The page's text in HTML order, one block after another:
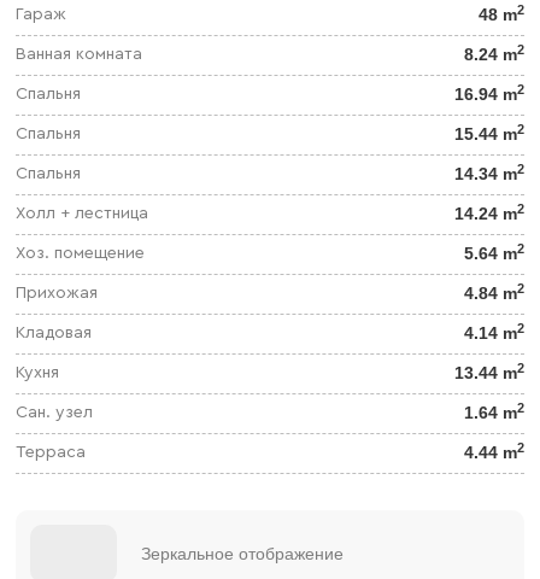
Гараж 48 m2
Ванная комната 8.24 m2
Спальня 16.94 m2
Спальня 15.44 m2
Спальня 14.34 m2
Холл + лестница 14.24 m2
Хоз. помещение 5.64 m2
Прихожая 4.84 m2
Кладовая 4.14 m2
Кухня 13.44 m2
Сан. узел 1.64 m2
Терраса 4.44 m2
Зеркальное отображение